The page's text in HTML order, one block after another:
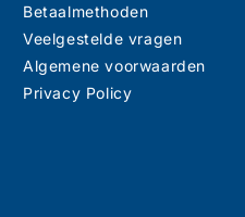
Betaalmethoden
Veelgestelde vragen
Algemene voorwaarden
Privacy Policy